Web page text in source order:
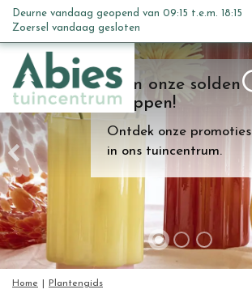
n
c
o
n
t
e
n
t
Kom onze solden
shoppen!
Ontdek onze promoties
in ons tuincentrum.
Home Plantengids
Deurne vandaag geopend van 09:15 t.e.m. 18:15
Zoersel vandaag gesloten